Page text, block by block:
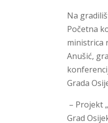
Na
Početna
ministrica
Anušić,
Grada
– Projekt
Grad